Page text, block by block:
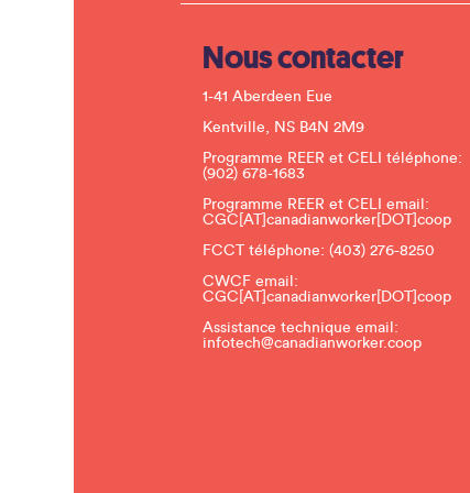
Nous contacter
1-41 Aberdeen Eue
Kentville, NS B4N 2M9
Programme REER et CELI téléphone:
(902) 678-1683
Programme REER et CELI email:
CGC[AT]canadianworker[DOT]coop
FCCT téléphone: (403) 276-8250
CWCF email:
CGC[AT]canadianworker[DOT]coop
Assistance technique email:
infotech@canadianworker.coop